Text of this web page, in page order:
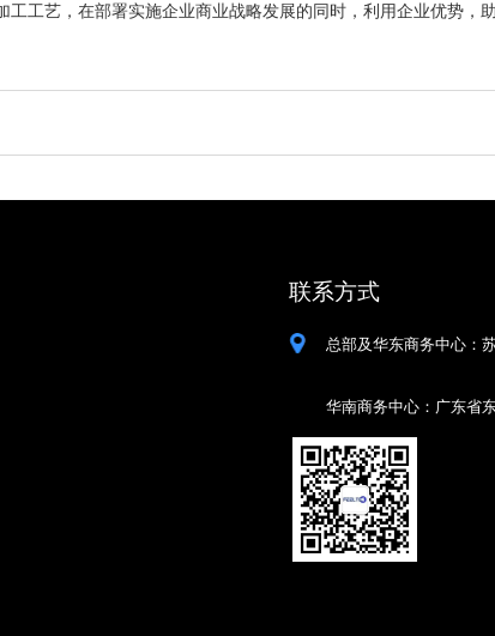
工工艺，在部署实施企业商业战略发展的同时，利用企业优势，
联系方式
总部及华东商务中心：
华南商务中心：广东省